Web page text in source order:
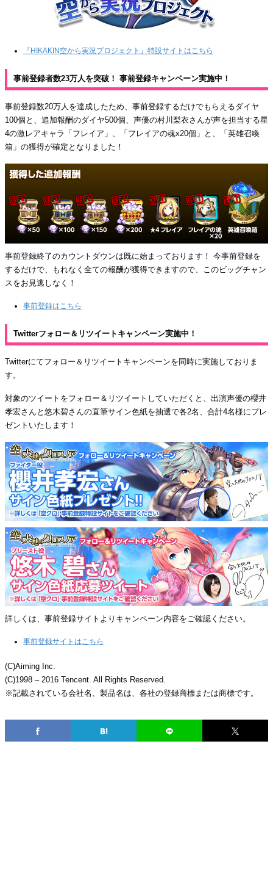
『HIKAKIN空から実況プロジェクト』特設サイトはこちら
事前登録者数23万人を突破！ 事前登録キャンペーン実施中！
事前登録数20万人を達成したため、事前登録するだけでもらえるダイヤ
100個と、追加報酬のダイヤ500個、声優の村川梨衣さんが声を担当する星
4の激レアキャラ「フレイア」、「フレイアの魂x20個」と、「英雄召喚
箱」の獲得が確定となりました！
事前登録終了のカウントダウンは既に始まっております！ 今事前登録を
するだけで、もれなく全ての報酬が獲得できますので、このビッグチャン
スをお見逃しなく！
事前登録はこちら
Twitterフォロー＆リツイートキャンペーン実施中！
Twitterにてフォロー＆リツイートキャンペーンを同時に実施しておりま
す。
対象のツイートをフォロー＆リツイートしていただくと、出演声優の櫻井
孝宏さんと悠木碧さんの直筆サイン色紙を抽選で各2名、合計4名様にプレ
ゼントいたします！
詳しくは、事前登録サイトよりキャンペーン内容をご確認ください。
事前登録サイトはこちら
(C)Aiming Inc.
(C)1998 – 2016 Tencent. All Rights Reserved.
※記載されている会社名、製品名は、各社の登録商標または商標です。